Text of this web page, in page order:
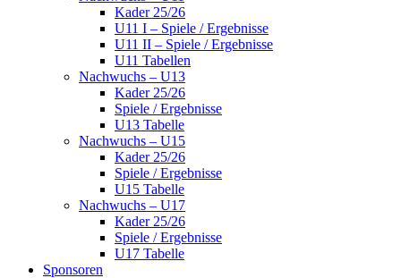
Kader 25/26
U11 I – Spiele / Ergebnisse
U11 II – Spiele / Ergebnisse
U11 Tabellen
Nachwuchs – U13
Kader 25/26
Spiele / Ergebnisse
U13 Tabelle
Nachwuchs – U15
Kader 25/26
Spiele / Ergebnisse
U15 Tabelle
Nachwuchs – U17
Kader 25/26
Spiele / Ergebnisse
U17 Tabelle
Sponsoren